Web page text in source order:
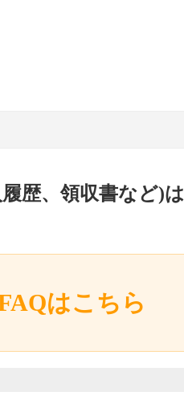
歴、領収書など)は
はこちら